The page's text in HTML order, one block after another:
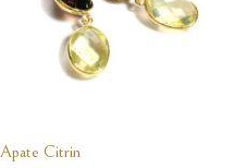
Apate Citrin